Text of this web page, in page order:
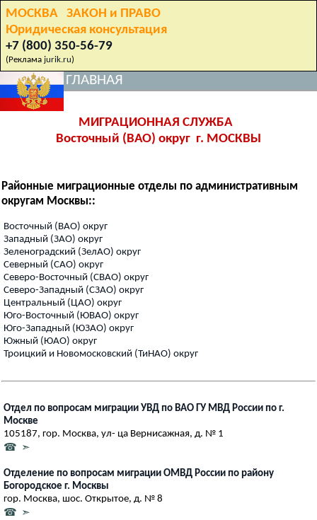
МОСКВА ЗАКОН и ПРАВО
Юридическая консультация
+7 (800) 350-56-79
(Реклама jurik.ru)
ГЛАВНАЯ
МИГРАЦИОННАЯ СЛУЖБА
Восточный (ВАО) округ г. МОСКВЫ
Районные миграционные отделы по административным
округам Москвы::
Восточный (ВАО) округ
Западный (ЗАО) округ
Зеленоградский (ЗелАО) округ
Северный (САО) округ
Северо-Восточный (СВАО) округ
Северо-Западный (СЗАО) округ
Центральный (ЦАО) округ
Юго-Восточный (ЮВАО) округ
Юго-Западный (ЮЗАО) округ
Южный (ЮАО) округ
Троицкий и Новомосковский (ТиНАО) округ
Отдел по вопросам миграции УВД по ВАО ГУ МВД России по г.
Москве
105187, гор. Москва, ул- ца Вернисажная, д. № 1
☎ ➣
Отделение по вопросам миграции ОМВД России по району
Богородское г. Москвы
гор. Москва, шос. Открытое, д. № 8
☎ ➣